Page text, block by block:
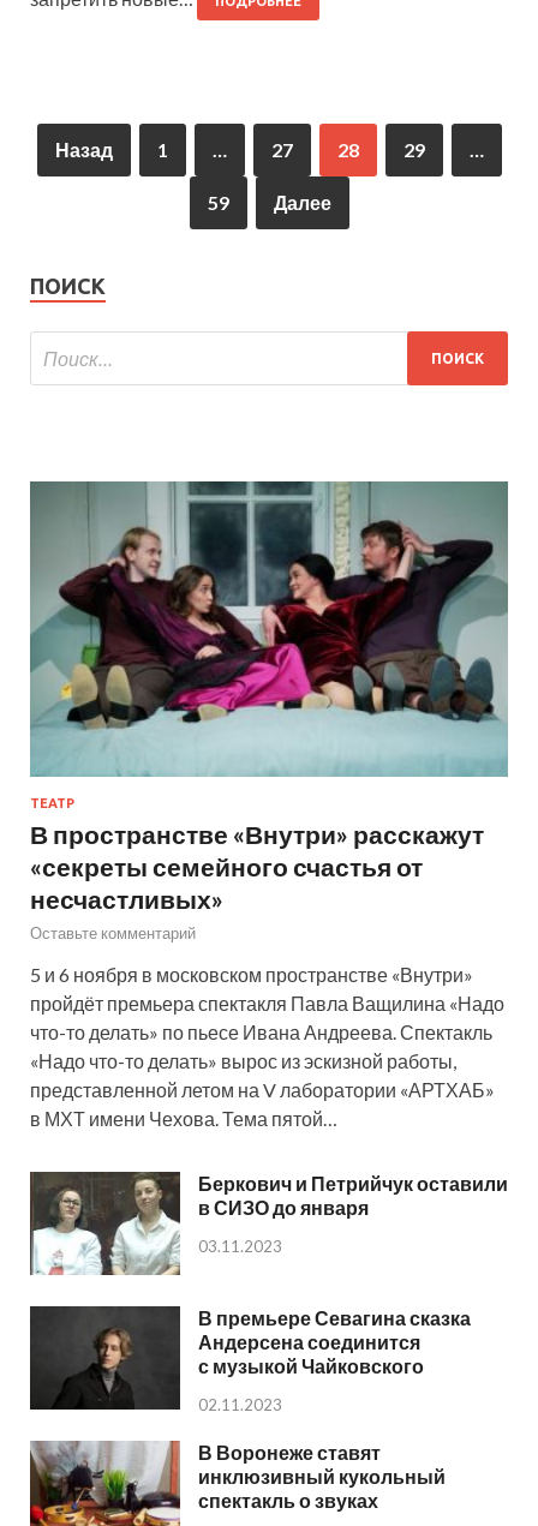
Назад 1 … 27 28 29 …
59 Далее
ПОИСК
ТЕАТР
В пространстве «Внутри» расскажут
«секреты семейного счастья от
несчастливых»
Оставьте комментарий
5 и 6 ноября в московском пространстве «Внутри»
пройдёт премьера спектакля Павла Ващилина «Надо
что-то делать» по пьесе Ивана Андреева. Спектакль
«Надо что-то делать» вырос из эскизной работы,
представленной летом на V лаборатории «АРТХАБ»
в МХТ имени Чехова. Тема пятой…
Беркович и Петрийчук оставили
в СИЗО до января
03.11.2023
В премьере Севагина сказка
Андерсена соединится
с музыкой Чайковского
02.11.2023
В Воронеже ставят
инклюзивный кукольный
спектакль о звуках